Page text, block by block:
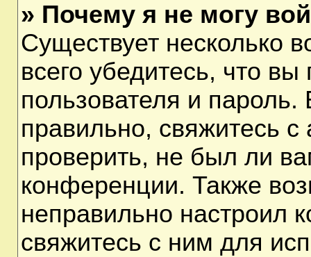
» Почему я не могу
Существует несколько
всего убедитесь, что
пользователя и
правильно, свяжитесь
проверить, не был ли
конференции. Также
неправильно настроил
свяжитесь с ним для